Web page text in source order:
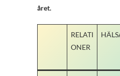
året.
RELATI
ONER